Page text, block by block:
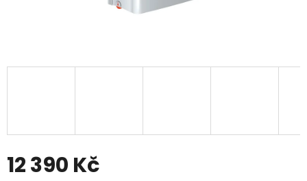
12 390 Kč